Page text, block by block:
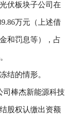
伏板块子公司在
万元（上述借
和罚息等），占
结的情形。
司棒杰新能源科技
股权认缴出资额